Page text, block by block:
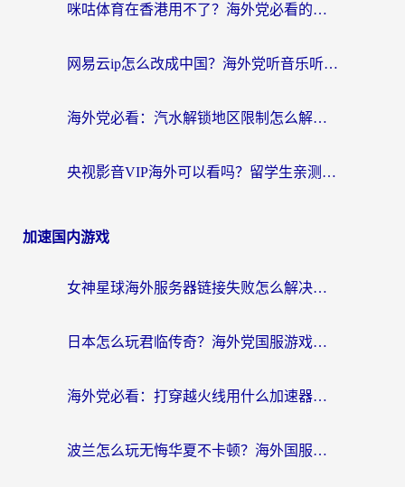
咪咕体育在香港用不了？海外党必看的回国加速器选择指南（附3个真实场景解决方案）
网易云ip怎么改成中国？海外党听音乐听书的无痛解决方案
海外党必看：汽水解锁地区限制怎么解除？3招解决国内影音&生活服务难题
央视影音VIP海外可以看吗？留学生亲测有效的回国加速器选择指南
加速国内游戏
女神星球海外服务器链接失败怎么解决？海外党国服游戏加速避坑指南
日本怎么玩君临传奇？海外党国服游戏加速避坑指南（附菲律宾欧洲玩家实测）
海外党必看：打穿越火线用什么加速器？解决延迟卡顿，还能玩奇妙拼图世界和第五人格
波兰怎么玩无悔华夏不卡顿？海外国服游戏加速器终极指南（附征途2萤火突击解决方案）